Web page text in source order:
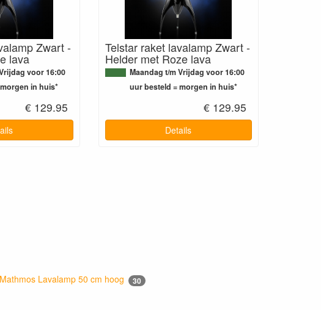
Zwart -
lava
voor 16:00
in huis*
€ 129.95
Telstar raket lavalamp Zwart -
Helder met Roze lava
Maandag t/m Vrijdag voor 16:00
uur besteld = morgen in huis*
€ 129.95
Details
Mathmos Lavalamp 50 cm hoog 30